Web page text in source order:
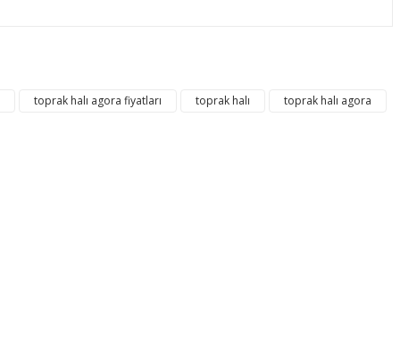
toprak halı agora fiyatları toprak halı toprak halı agora